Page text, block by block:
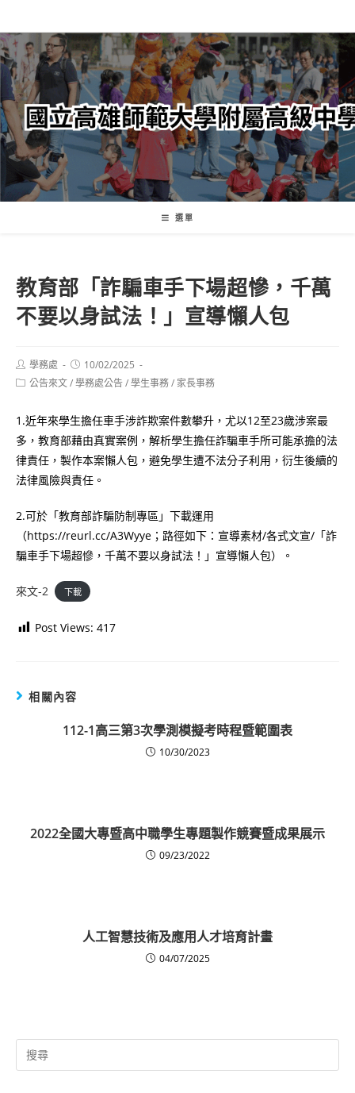
轉
至
主
內
容
選單
教育部「詐騙車手下場超慘，千萬
不要以身試法！」宣導懶人包
Post
author:
學務處
Post
published:
10/02/2025
Post公告來文/學務處公告/學生事務/ 家長事務
1.近年來學生擔任車手涉詐欺案件數攀升，尤以12至23歲涉案最
多，教育部藉由真實案例，解析學生擔任詐騙車手所可能承擔的法
律責任，製作本案懶人包，避免學生遭不法分子利用，衍生後續的
法律風險與責任。
2.可於「教育部詐騙防制專區」下載運用
（https://reurl.cc/A3Wyye；路徑如下：宣導素材/各式文宣/「詐
騙車手下場超慘，千萬不要以身試法！」宣導懶人包）。
來文-2 下載
Post Views: 417
相關內容
112-1高三第3次學測模擬考時程暨範圍表
10/30/2023
2022全國大專暨高中職學生專題製作競賽暨成果展示
09/23/2022
人工智慧技術及應用人才培育計畫
04/07/2025
Search
for: